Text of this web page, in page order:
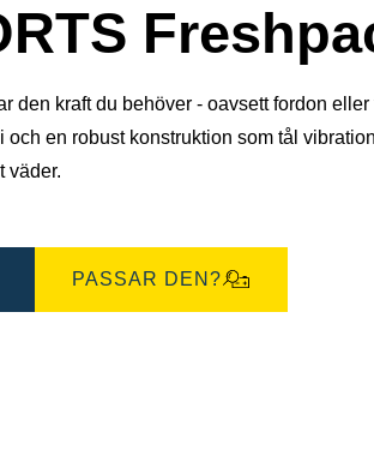
den kraft du behöver - oavsett fordon
en robust konstruktion som tål
väder.
PASSAR DEN?